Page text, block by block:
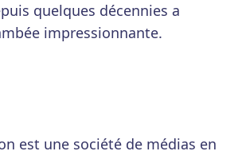
quelques décennies a
impressionnante.
est une société de médias en